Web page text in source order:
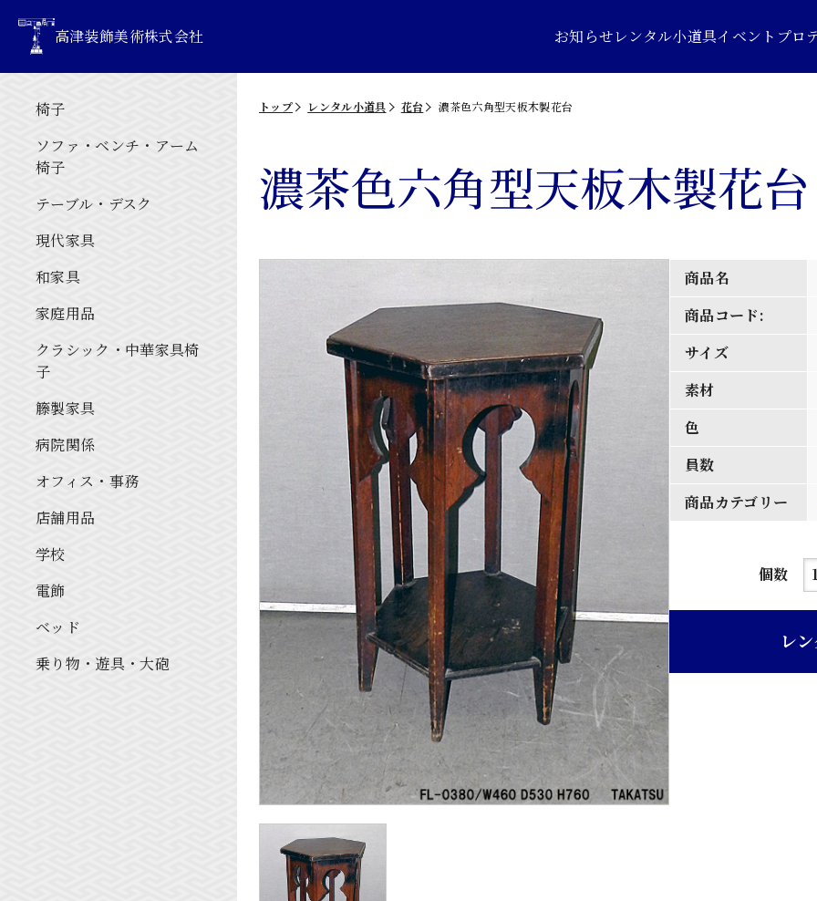
高津装飾美術株式会社 お知らせレンタル小道具イベントプロ
椅子
ソファ・ベンチ・アーム
椅子
テーブル・デスク
現代家具
和家具
家庭用品
クラシック・中華家具椅
子
籐製家具
病院関係
オフィス・事務
店舗用品
学校
電飾
ベッド
乗り物・遊具・大砲
トップ レンタル小道具 花台 濃茶色六角型天板木製花台
濃茶色六角型天板木製花台
商品名
商品コード:
サイズ
素材
色
員数
商品カテゴリー
個数
濃
レ